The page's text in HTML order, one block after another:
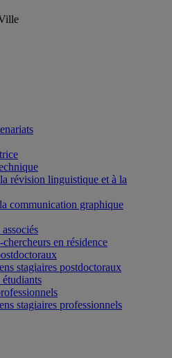
révision linguistique et à la
communication graphique
chercheurs en résidence
stagiaires postdoctoraux
stagiaires professionnels